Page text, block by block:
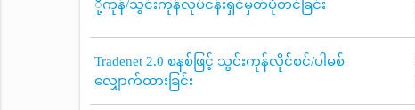
ို့ကုန်/သွင်းကုန်လုပ်ငန်းရှင်မှတ်ပုံတင်ခြင်း
Tradenet 2.0 စနစ်ဖြင့် သွင်းကုန်လိုင်စင်/ပါမစ်
လျှောက်ထားခြင်း